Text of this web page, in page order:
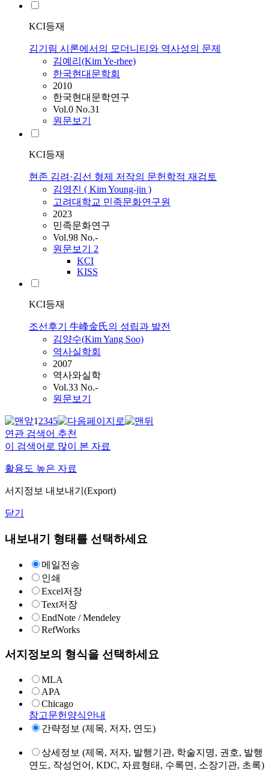
KCI등재
김기림 시론에서의 모더니티와 역사성의 문제
김예리(KimYe-rhee)
한국현대문학회
2010
한국현대문학연구
Vol.0 No.31
원문보기
KCI등재
현존 김려·김선 형제 저작의 문헌학적 재검토
김영진 ( KimYoung-jin )
고려대학교 민족문화연구원
2023
민족문화연구
Vol.98 No.-
원문보기 2
KCI
KISS
KCI등재
조선후기 牛峰金氏의 성립과 발전
김양수(KimYang Soo)
역사실학회
2007
역사와실학
Vol.33 No.-
원문보기
12345
연관 검색어 추천
이 검색어로 많이 본 자료
활용도 높은 자료
서지정보 내보내기(Export)
닫기
내보내기 형태를 선택하세요
메일전송
인쇄
Excel저장
Text저장
EndNote / Mendeley
RefWorks
서지정보의 형식을 선택하세요
MLA
APA
Chicago
참고문헌양식안내
간략정보 (제목, 저자, 연도)
상세정보 (제목, 저자, 발행기관, 학술지명, 권호, 발행
연도, 작성언어, KDC, 자료형태, 수록면, 소장기관, 초록)